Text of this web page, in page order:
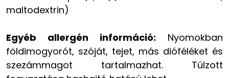
maltodextrin)
Egyéb allergén információ: Nyomokban
földimogyorót, szóját, tejet, más dióféléket és
szezámmagot tartalmazhat. Túlzott